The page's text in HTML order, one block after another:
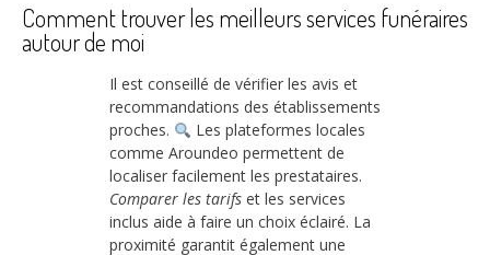
Comment trouver les meilleurs services funéraires
autour de moi
Il est conseillé de vérifier les avis et
recommandations des établissements
proches.
Les plateformes locales
comme Aroundeo permettent de
localiser facilement les prestataires.
Comparer les tarifs et les services
inclus aide à faire un choix éclairé. La
proximité garantit également une